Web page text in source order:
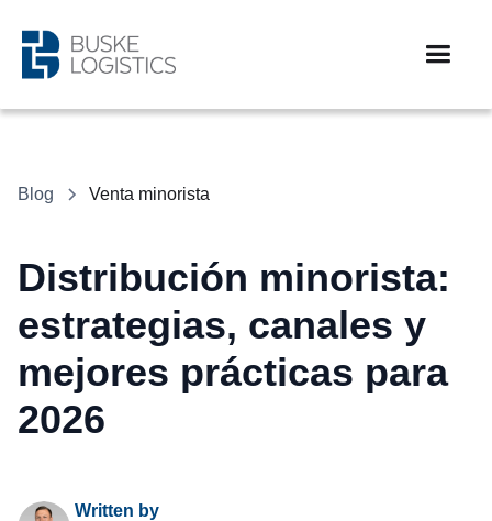
Blog Venta minorista
Distribución minorista:
estrategias, canales y
mejores prácticas para
2026
Written by